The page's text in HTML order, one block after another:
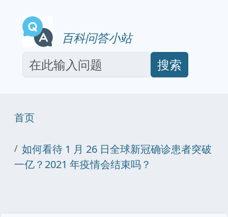
百科问答小站
搜索
首页
如何看待 1 月 26 日全球新冠确诊患者突破
一亿？2021 年疫情会结束吗？